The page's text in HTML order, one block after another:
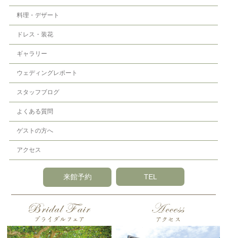
料理・デザート
ドレス・装花
ギャラリー
ウェディングレポート
スタッフブログ
よくある質問
ゲストの方へ
アクセス
来館予約 TEL